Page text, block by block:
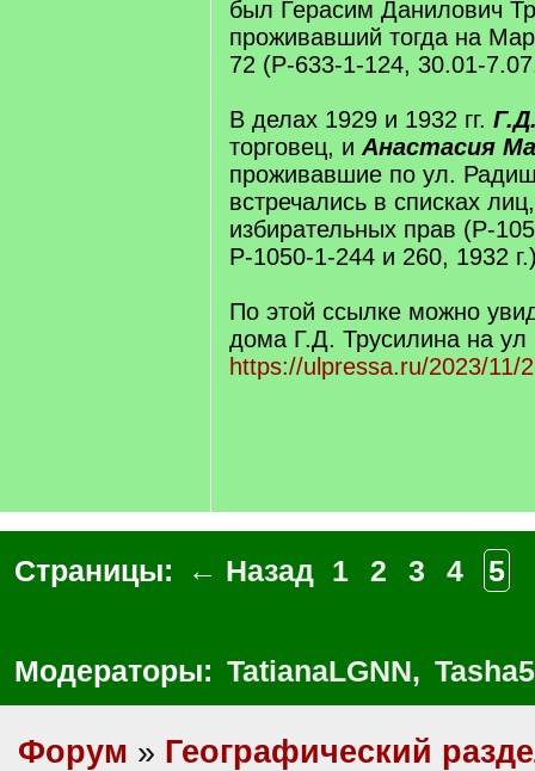
был Герасим Данилович
проживавший тогда на
72 (Р-633-1-124, 30.01-
В делах 1929 и 1932 гг.
торговец, и Анастасия
проживавшие по ул.
встречались в списках
избирательных прав (Р-
Р-1050-1-244 и 260, 1932
По этой ссылке можно
дома Г.Д. Трусилина на
https://ulpressa.ru/2023/11/
Страницы: ← Назад 1 2 3 4 5
Модераторы: TatianaLGNN,
Форум » Географический